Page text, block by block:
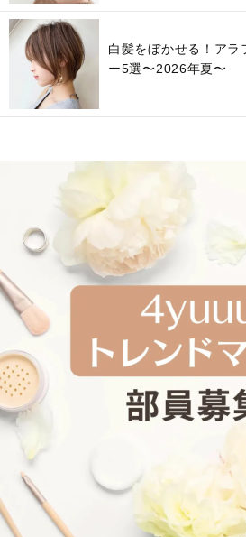
白髪をぼかせる！アラ
ー5選〜2026年夏〜